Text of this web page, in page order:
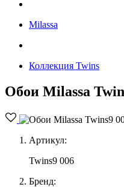
Milassa
Коллекция Twins
Обои Milassa
Артикул:
Twins9 006
Бренд: